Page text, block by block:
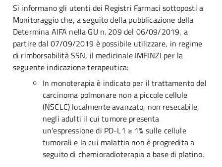
Si informano gli utenti dei Registri Farmaci sottoposti a
Monitoraggio che, a seguito della pubblicazione della
Determina AIFA nella GU n. 209 del 06/09/2019, a
partire dal 07/09/2019 è possibile utilizzare, in regime
di rimborsabilitàSSN, il medicinale IMFINZI per la
seguente indicazione terapeutica:
In monoterapia è indicato per il trattamento del
carcinoma polmonare non a piccole cellule
(NSCLC) localmente avanzato, non resecabile,
negli adulti il cui tumore presenta
un'espressione di PD-L1 ≥ 1% sulle cellule
tumorali e la cui malattia non è progredita a
seguito di chemioradioterapia a base di platino.